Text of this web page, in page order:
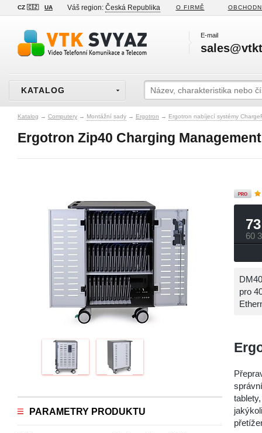
CZ 🇨🇿 UA Váš region: Česká Republika O FIRMĚ
E-mail
KATALOG
Katalog → Computery → Montážní sady → Ergotron → Ergotron nabíjecí systémy
Ergotron Zip40 Charging
PARAMETRY PRODUKTU
60
pro